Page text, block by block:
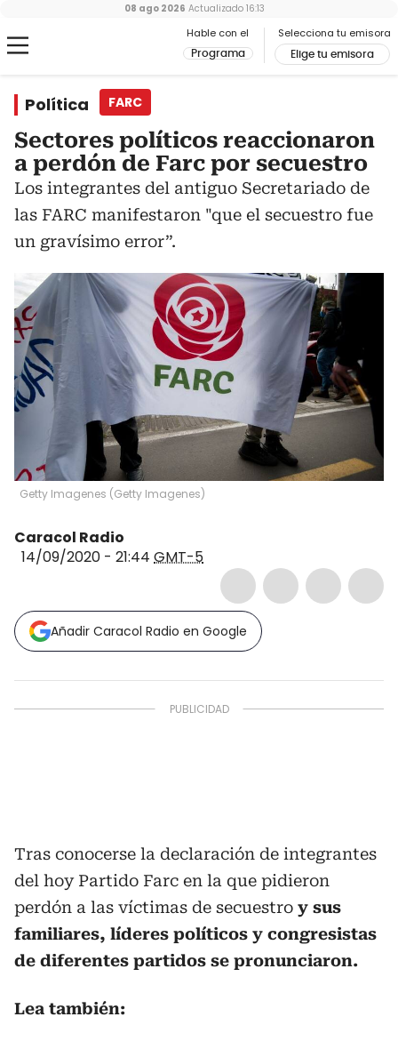
Hable con el
Programa
Selecciona tu emisora
Elige tu emisora
08 ago 2026 Actualizado 16:13
Política FARC
Sectores políticos reaccionaron
a perdón de Farc por secuestro
Los integrantes del antiguo Secretariado de
las FARC manifestaron "que el secuestro fue
un gravísimo error”.
Getty Imagenes (Getty Imagenes)
Caracol Radio
14/09/2020 - 21:44 GMT-5
Añadir Caracol Radio en Google
Tras conocerse la declaración de integrantes
del hoy Partido Farc en la que pidieron
perdón a las víctimas de secuestro y sus
familiares, líderes políticos y congresistas
de diferentes partidos se pronunciaron.
Lea también: